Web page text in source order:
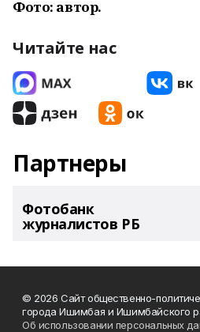
Фото: автор.
Читайте нас
Партнеры
Фотобанк
журналистов РБ
© 2026 Сайт общественно-
города Ишимбая и Ишимбайского
Об использовании персональных